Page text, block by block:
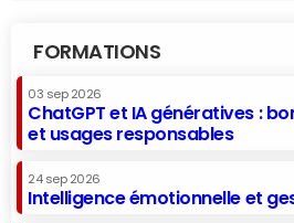
FORMATIONS
03 sep 2026
ChatGPT et IA génératives :
et usages responsables
24 sep 2026
Intelligence émotionnelle et